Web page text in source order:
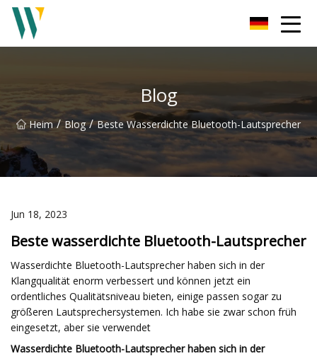
Blog
Heim / Blog / Beste Wasserdichte Bluetooth-Lautsprecher
Jun 18, 2023
Beste wasserdichte Bluetooth-Lautsprecher
Wasserdichte Bluetooth-Lautsprecher haben sich in der
Klangqualität enorm verbessert und können jetzt ein
ordentliches Qualitätsniveau bieten, einige passen sogar zu
größeren Lautsprechersystemen. Ich habe sie zwar schon früh
eingesetzt, aber sie verwendet
Wasserdichte Bluetooth-Lautsprecher haben sich in der